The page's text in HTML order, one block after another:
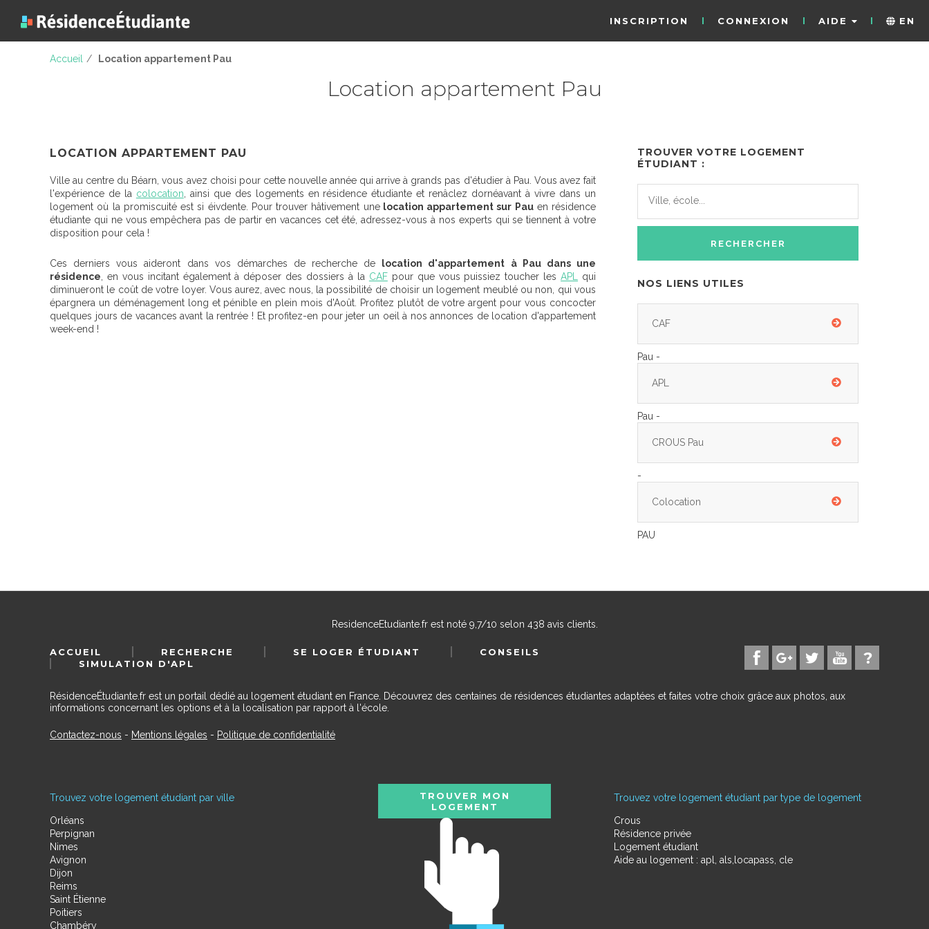
INSCRIPTION CONNEXION AIDE EN
Accueil / Location appartement Pau
Location appartement Pau
LOCATION APPARTEMENT PAU
Ville au centre du Béarn, vous avez choisi pour cette nouvelle année qui arrive à grands pas d'étudier à Pau. Vous avez fait
l'expérience de la colocation , ainsi que des logements en résidence étudiante et renâclez dornéavant à vivre dans un
logement où la promiscuité est si éivdente. Pour trouver hâtivement unelocation appartement sur Pauen résidence
étudiante qui ne vous empêchera pas de partir en vacances cet été, adressez-vous à nos experts qui se tiennent à votre
disposition pour cela !
Ces derniers vous aideront dans vos démarches de recherche de
location d'appartement à Pau dans une
résidence , en vous incitant également à déposer des dossiers à la CAFpour que vous puissiez toucher lesAPL
qui
diminueront le coût de votre loyer. Vous aurez, avec nous, la possibilité de choisir un logement meublé ou non, qui vous
épargnera un déménagement long et pénible en plein mois d'Août. Profitez plutôt de votre argent pour vous concocter
quelques jours de vacances avant la rentrée ! Et profitez-en pour jeter un oeil à nos annonces de location d'appartement
week-end !
TROUVER VOTRE LOGEMENT
ÉTUDIANT :
NOS LIENS UTILES
CAF
Pau -
APL
Pau -
CROUS Pau
-
Colocation
PAU
ResidenceEtudiante.frest noté 9,7/10 selon 438 avis clients.
ACCUEIL RECHERCHE SE LOGER ÉTUDIANT
CONSEILS
SIMULATION D'APL
RésidenceÉtudiante.fr est un portail dédié au logement étudiant en France. Découvrez des centaines de résidences étudiantes adaptées et faites votre choix grâce aux photos, aux
informations concernant les options et à la localisation par rapport à l'école.
Contactez-nous - Mentions légales - Politique de confidentialité
Trouvez votre logement étudiant par ville
Orléans
Perpignan
Nimes
Avignon
Dijon
Reims
Saint Étienne
Poitiers
Chambéry
Trouvez votre logement étudiant par type de logement
Crous
Résidence privée
Logement étudiant
Aide au logement : apl, als,locapass, cle
TROUVER MON
LOGEMENT